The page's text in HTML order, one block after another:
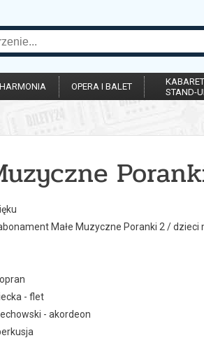
OPERA I BALET
STAND-
Małe Muzyczne Poranki 2 / dzieci
- flet
- akordeon